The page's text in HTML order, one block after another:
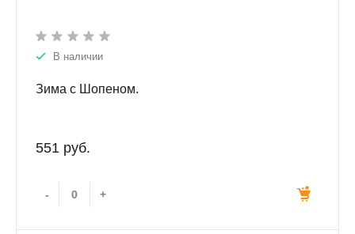
В наличии
Зима с Шопеном.
551 руб.
- +